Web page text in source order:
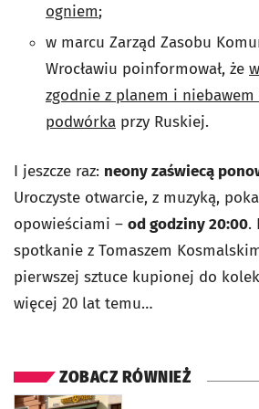
ogniem;
w marcu Zarząd Zasobu
Wrocławiu poinformował, że
zgodnie z planem i
podwórka przy Ruskiej.
I jeszcze raz: neony zaświecą
Uroczyste otwarcie, z muzyką,
opowieściami – od godziny 20:00.
spotkanie z Tomaszem
pierwszej sztuce kupionej do
więcej 20 lat temu…
ZOBACZ RÓWNIEŻ